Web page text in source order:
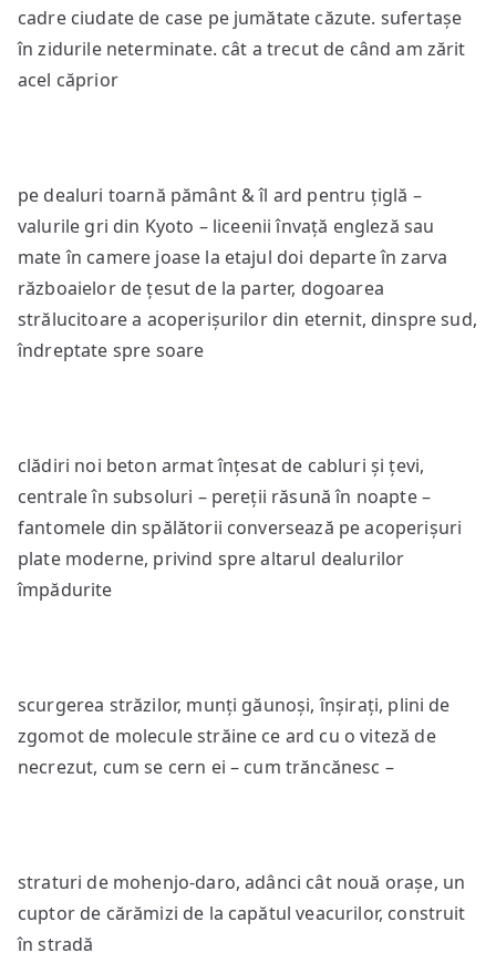
cadre ciudate de case pe jumătate căzute. sufertașe
în zidurile neterminate. cât a trecut de când am zărit
acel căprior
pe dealuri toarnă pământ & îl ard pentru țiglă –
valurile gri din Kyoto – liceenii învață engleză sau
mate în camere joase la etajul doi departe în zarva
războaielor de țesut de la parter, dogoarea
strălucitoare a acoperișurilor din eternit, dinspre sud,
îndreptate spre soare
clădiri noi beton armat înțesat de cabluri și țevi,
centrale în subsoluri – pereții răsună în noapte –
fantomele din spălătorii conversează pe acoperișuri
plate moderne, privind spre altarul dealurilor
împădurite
scurgerea străzilor, munți găunoși, înșirați, plini de
zgomot de molecule străine ce ard cu o viteză de
necrezut, cum se cern ei – cum trăncănesc –
straturi de mohenjo-daro, adânci cât nouă orașe, un
cuptor de cărămizi de la capătul veacurilor, construit
în stradă